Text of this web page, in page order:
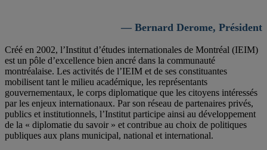
— Bernard Derome, Président
Créé en 2002, l’Institut d’études internationales de Montréal (IEIM)
est un pôle d’excellence bien ancré dans la communauté
montréalaise. Les activités de l’IEIM et de ses constituantes
mobilisent tant le milieu académique, les représentants
gouvernementaux, le corps diplomatique que les citoyens intéressés
par les enjeux internationaux. Par son réseau de partenaires privés,
publics et institutionnels, l’Institut participe ainsi au développement
de la « diplomatie du savoir » et contribue au choix de politiques
publiques aux plans municipal, national et international.